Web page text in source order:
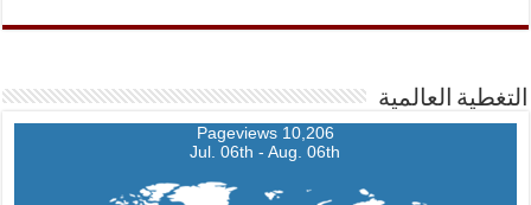
التغطية العالمية
10,206 Pageviews
Jul. 06th - Aug. 06th